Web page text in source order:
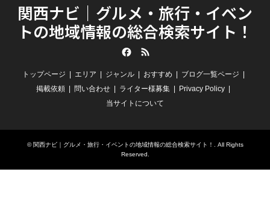
関西ナビ｜グルメ・旅行・イベン
トの地域情報の総合検索サイト！
トップページ エリア ジャンル おすすめ
ブログ一覧ページ
掲載依頼
問い合わせ ライター様募集
Privacy Policy
当サイトについて
© 関西ナビ｜グルメ・旅行・イベントの地域情報の総合検索サイト！
. All Rights
Reserved.